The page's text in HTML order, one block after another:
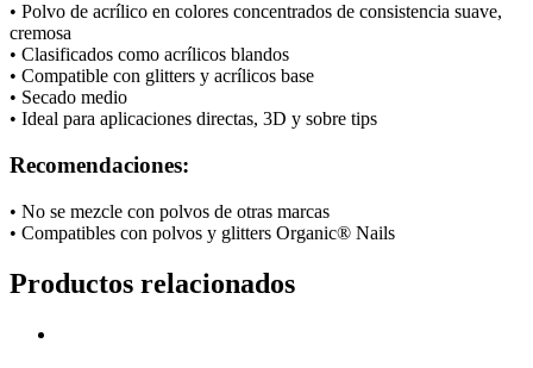
• Polvo de acrílico en colores concentrados de consistencia suave,
cremosa
• Clasificados como acrílicos blandos
• Compatible con glitters y acrílicos base
• Secado medio
• Ideal para aplicaciones directas, 3D y sobre tips
Recomendaciones:
• No se mezcle con polvos de otras marcas
• Compatibles con polvos y glitters Organic® Nails
Productos relacionados